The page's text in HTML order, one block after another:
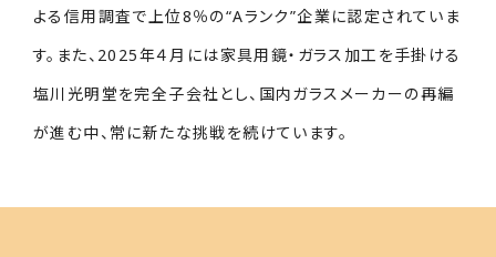
よる信用調査で上位8％の“Aランク”企業に認定されていま
す。また、2025年４月には家具用鏡・ガラス加工を手掛ける
塩川光明堂を完全子会社とし、国内ガラスメーカーの再編
が進む中、常に新たな挑戦を続けています。